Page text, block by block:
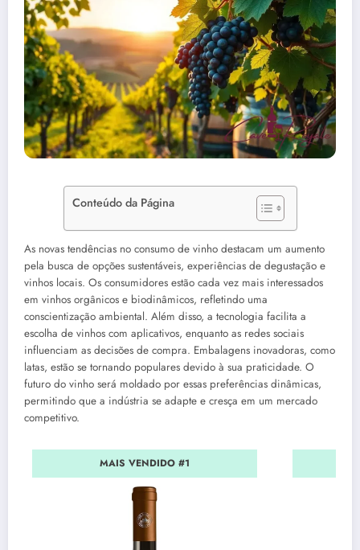
Conteúdo da Página
As novas tendências no consumo de vinho destacam um aumento
pela busca de opções sustentáveis, experiências de degustação e
vinhos locais. Os consumidores estão cada vez mais interessados
em vinhos orgânicos e biodinâmicos, refletindo uma
conscientização ambiental. Além disso, a tecnologia facilita a
escolha de vinhos com aplicativos, enquanto as redes sociais
influenciam as decisões de compra. Embalagens inovadoras, como
latas, estão se tornando populares devido à sua praticidade. O
futuro do vinho será moldado por essas preferências dinâmicas,
permitindo que a indústria se adapte e cresça em um mercado
competitivo.
MAIS VENDIDO #1